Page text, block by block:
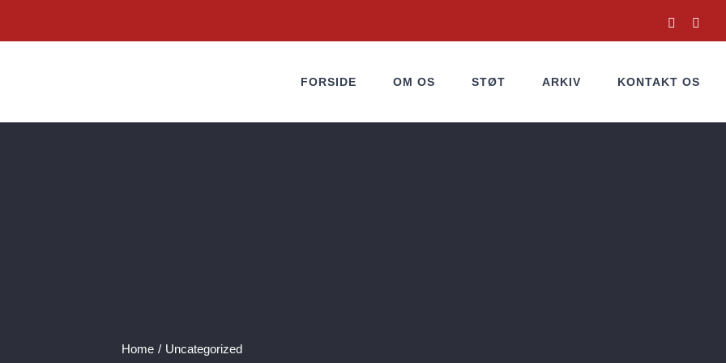
Facebook
FORSIDE OM OS STØT ARKIV KONTAKT OS
Home / Uncategorized